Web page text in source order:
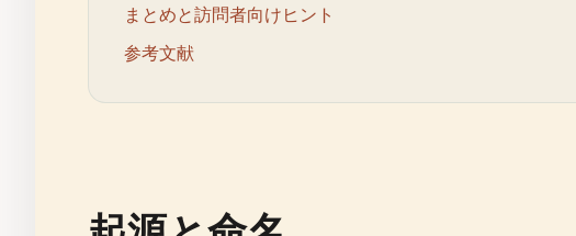
まとめと訪問者向けヒント
参考文献